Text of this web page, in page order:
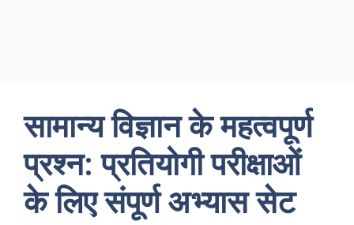
सामान्य विज्ञान के महत्वपूर्ण
प्रश्न: प्रतियोगी परीक्षाओं
के लिए संपूर्ण अभ्यास सेट